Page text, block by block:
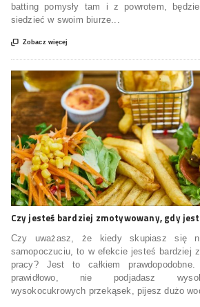
batting pomysły tam i z powrotem,
siedzieć w swoim biurze...
 Zobacz więcej
Czy jesteś bardziej zmotywowany, gdy
Czy uważasz, że kiedy skupiasz się
samopoczuciu, to w efekcie jesteś bardziej
pracy? Jest to całkiem
prawidłowo, nie podjadasz
wysokocukrowych przekąsek, pijesz dużo